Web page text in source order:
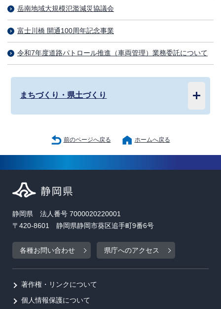
岳南地域大規模氾濫減災協議会
富士川橋 開通100周年記念事業
令和7年度道路パトロール推進（車両管理）業務委託について
まちづくり・県土づくり
前のページへ戻る ホームへ戻る
静岡県 法人番号 7000020220001
〒420-8601 静岡県静岡市葵区追手町9番6号
各種お問い合わせ 県庁へのアクセス
著作権・リンクについて
個人情報保護について